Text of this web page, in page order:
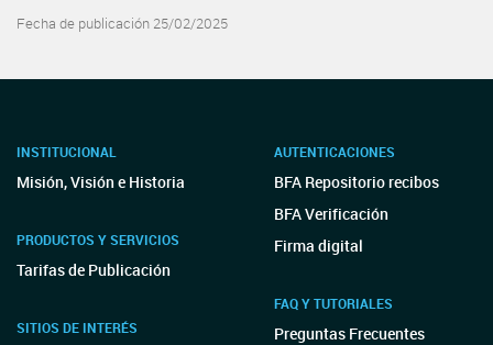
Fecha de publicación 25/02/2025
INSTITUCIONAL
Misión, Visión e Historia
PRODUCTOS Y SERVICIOS
Tarifas de Publicación
SITIOS DE INTERÉS
AUTENTICACIONES
BFA Repositorio recibos
BFA Verificación
Firma digital
FAQ Y TUTORIALES
Preguntas Frecuentes